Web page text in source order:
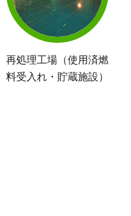
再処理工場（使用済燃
料受入れ・貯蔵施設）